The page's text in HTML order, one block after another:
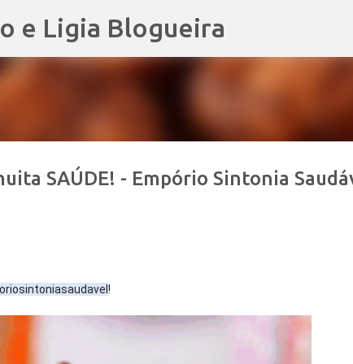
Pular para o conteúdo principal
e Ligia Blogueira
SAÚDE! - Empório Sintonia
!